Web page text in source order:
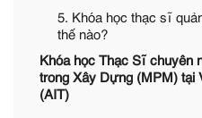
5. Khóa học thạc sĩ
thế nào?
Khóa học Thạc Sĩ chuyên
trong Xây Dựng (MPM) tại
(AIT)